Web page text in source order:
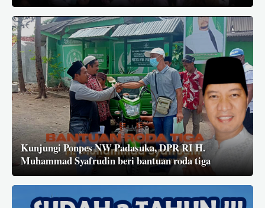
Kunjungi Ponpes NW Padasuka, DPR RI H.
Muhammad Syafrudin beri bantuan roda tiga